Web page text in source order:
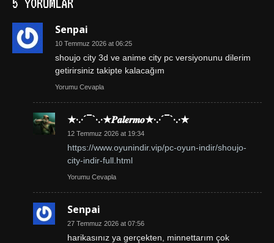
Senpai
10 Temmuz 2026 at 06:25
shoujo city 3d ve anime city pc versiyonunu dilerim
getirirsiniz takipte kalacağım
Yorumu Cevapla
★·.·´¯`·.·★𝑷𝒂𝒍𝒆𝒓𝒎𝒐★·.·´¯`·.·★
12 Temmuz 2026 at 19:34
https://www.oyunindir.vip/pc-oyun-indir/shoujo-
city-indir-full.html
Yorumu Cevapla
Senpai
27 Temmuz 2026 at 07:56
harikasınız ya gerçekten, minnettarım çok